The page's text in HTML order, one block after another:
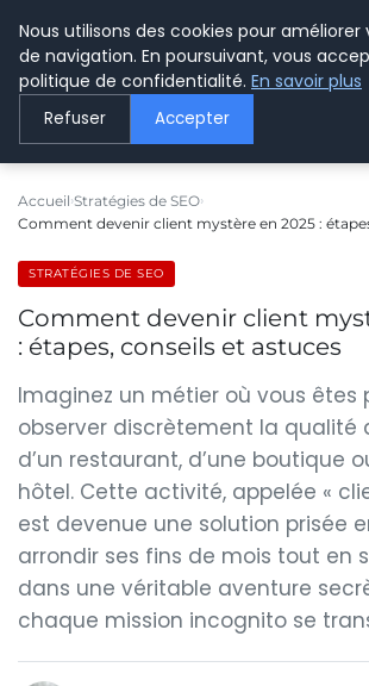
LE
Accueil Stratégies de SEO
Comment devenir client mystère en 2025 :
STRATÉGIES DE SEO
Comment devenir client
: étapes, conseils et astuces
Imaginez un métier où vous êtes
observer discrètement la qualité
d’un restaurant, d’une boutique
hôtel. Cette activité, appelée «
est devenue une solution prisée
arrondir ses fins de mois tout en
dans une véritable aventure
chaque mission incognito se
Nous utilisons des cookies pour
de navigation. En poursuivant, vous
politique de confidentialité. En savoir plus
Refuser Accepter